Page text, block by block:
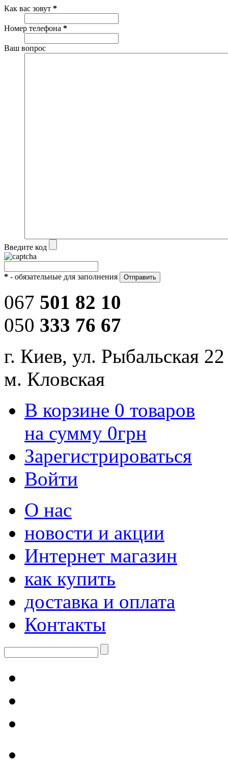
Как вас зовут *
Номер телефона *
Ваш вопрос
Введите код
* - обязательные для заполнения
067 501 82 10
050 333 76 67
г. Киев, ул. Рыбальская 22
м. Кловская
В корзине 0 товаров
на сумму 0грн
Зарегистрироваться
Войти
О нас
новости и акции
Интернет магазин
как купить
доставка и оплата
Контакты